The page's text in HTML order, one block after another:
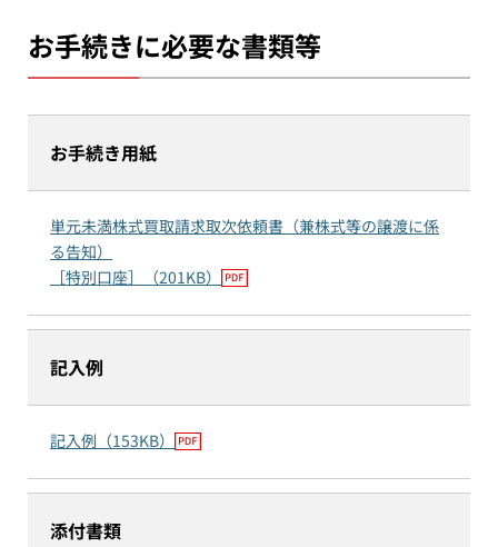
お手続きに必要な書類等
お手続き用紙
単元未満株式買取請求取次依頼書（兼株式等の譲渡に係
る告知）
［特別口座］（201KB）
記入例
記入例（153KB）
添付書類